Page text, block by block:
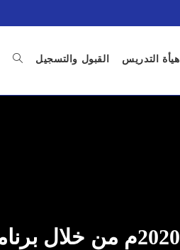
هيأة التدريس القبول والتسجيل